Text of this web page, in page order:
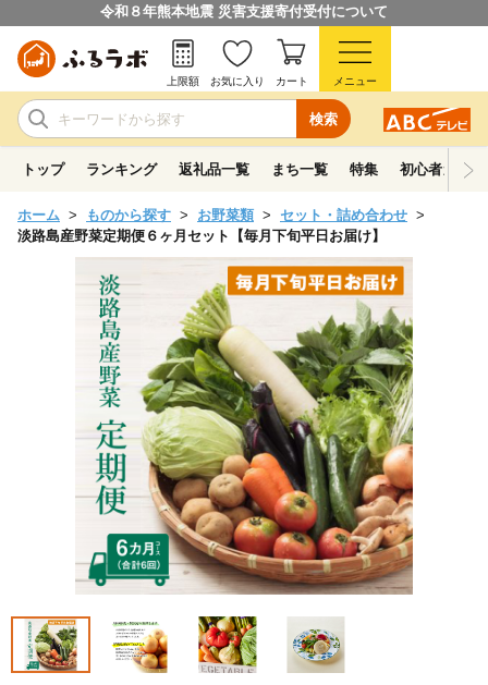
令和８年熊本地震 災害支援寄付受付について
検索
上限額 お気に入り カート メニュー
トップ ランキング 返礼品一覧 まち一覧 特集 初心者ガイド
ホーム ものから探す お野菜類
セット・詰め合わせ
淡路島産野菜定期便６ヶ月セット【毎月下旬平日お届け】